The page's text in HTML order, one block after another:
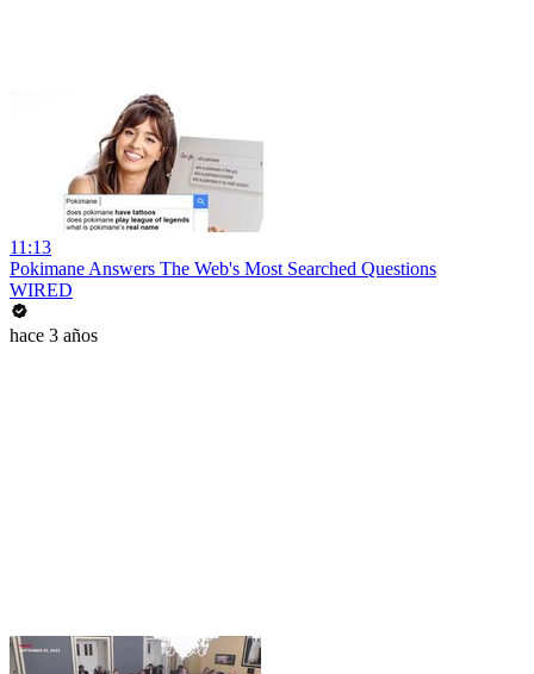
11:13
Pokimane Answers The Web's Most Searched Questions
WIRED
hace 3 años